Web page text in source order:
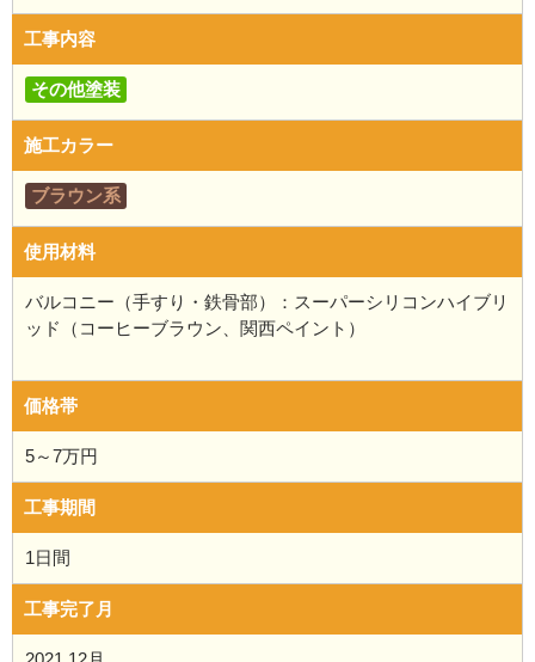
工事内容
その他塗装
施工カラー
ブラウン系
使用材料
バルコニー（手すり・鉄骨部）：スーパーシリコンハイブリ
ッド（コーヒーブラウン、関西ペイント）
価格帯
5～7万円
工事期間
1日間
工事完了月